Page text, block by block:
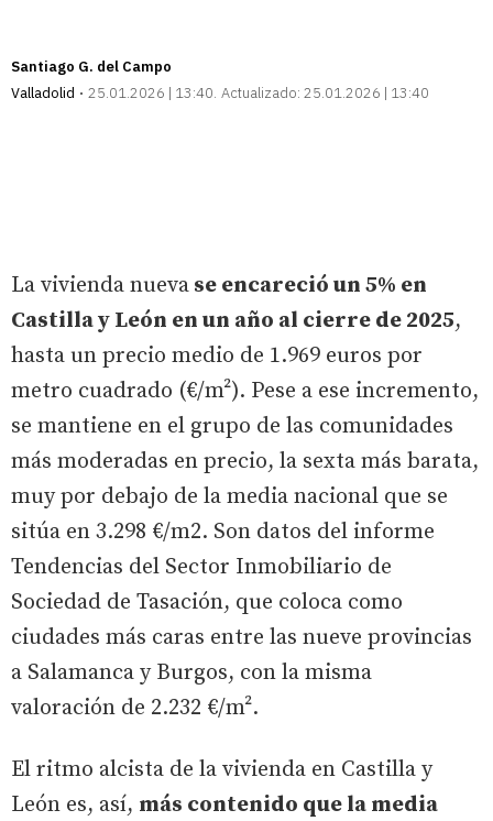
Santiago G. del Campo
Valladolid
25.01.2026 | 13:40 Actualizado: 25.01.2026 | 13:40
La vivienda nueva se encareció un 5% en
Castilla y León en un año al cierre de 2025,
hasta un precio medio de 1.969 euros por
metro cuadrado (€/m²). Pese a ese incremento,
se mantiene en el grupo de las comunidades
más moderadas en precio, la sexta más barata,
muy por debajo de la media nacional que se
sitúa en 3.298 €/m2. Son datos del informe
Tendencias del Sector Inmobiliario de
Sociedad de Tasación, que coloca como
ciudades más caras entre las nueve provincias
a Salamanca y Burgos, con la misma
valoración de 2.232 €/m².
El ritmo alcista de la vivienda en Castilla y
León es, así, más contenido que la media